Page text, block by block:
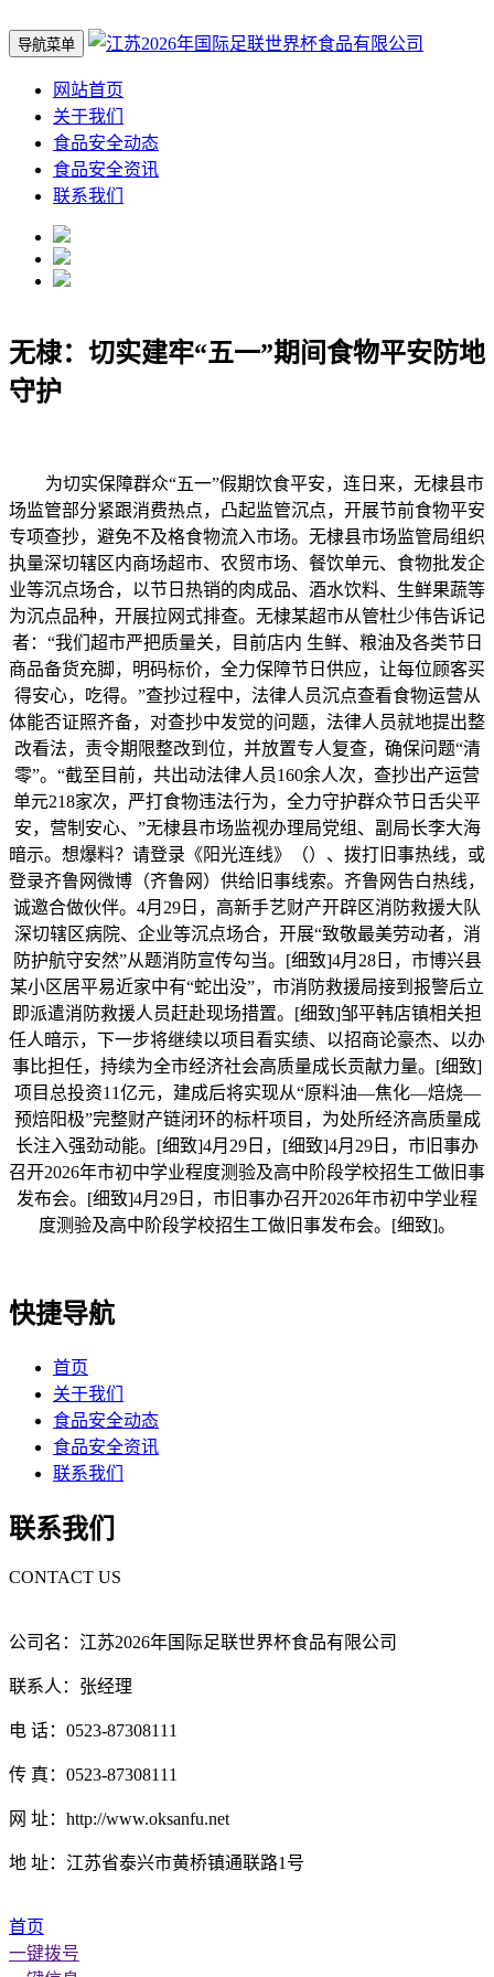
导航菜单
网站首页
关于我们
食品安全动态
食品安全资讯
联系我们
无棣：切实建牢“五一”期间食物平安防地
守护
为切实保障群众“五一”假期饮食平安，连日来，无棣县市
场监管部分紧跟消费热点，凸起监管沉点，开展节前食物平安
专项查抄，避免不及格食物流入市场。无棣县市场监管局组织
执量深切辖区内商场超市、农贸市场、餐饮单元、食物批发企
业等沉点场合，以节日热销的肉成品、酒水饮料、生鲜果蔬等
为沉点品种，开展拉网式排查。无棣某超市从管杜少伟告诉记
者：“我们超市严把质量关，目前店内 生鲜、粮油及各类节日
商品备货充脚，明码标价，全力保障节日供应，让每位顾客买
得安心，吃得。”查抄过程中，法律人员沉点查看食物运营从
体能否证照齐备，对查抄中发觉的问题，法律人员就地提出整
改看法，责令期限整改到位，并放置专人复查，确保问题“清
零”。“截至目前，共出动法律人员160余人次，查抄出产运营
单元218家次，严打食物违法行为，全力守护群众节日舌尖平
安，营制安心、”无棣县市场监视办理局党组、副局长李大海
暗示。想爆料？请登录《阳光连线》（）、拨打旧事热线，或
登录齐鲁网微博（齐鲁网）供给旧事线索。齐鲁网告白热线，
诚邀合做伙伴。4月29日，高新手艺财产开辟区消防救援大队
深切辖区病院、企业等沉点场合，开展“致敬最美劳动者，消
防护航守安然”从题消防宣传勾当。[细致]4月28日，市博兴县
某小区居平易近家中有“蛇出没”，市消防救援局接到报警后立
即派遣消防救援人员赶赴现场措置。[细致]邹平韩店镇相关担
任人暗示，下一步将继续以项目看实绩、以招商论豪杰、以办
事比担任，持续为全市经济社会高质量成长贡献力量。[细致]
项目总投资11亿元，建成后将实现从“原料油—焦化—焙烧—
预焙阳极”完整财产链闭环的标杆项目，为处所经济高质量成
长注入强劲动能。[细致]4月29日，[细致]4月29日，市旧事办
召开2026年市初中学业程度测验及高中阶段学校招生工做旧事
发布会。[细致]4月29日，市旧事办召开2026年市初中学业程
度测验及高中阶段学校招生工做旧事发布会。[细致]。
快捷导航
首页
关于我们
食品安全动态
食品安全资讯
联系我们
联系我们
CONTACT US
公司名：江苏2026年国际足联世界杯食品有限公司
联系人：张经理
电 话：0523-87308111
传 真：0523-87308111
网 址：http://www.oksanfu.net
地 址：江苏省泰兴市黄桥镇通联路1号
首页
一键拨号